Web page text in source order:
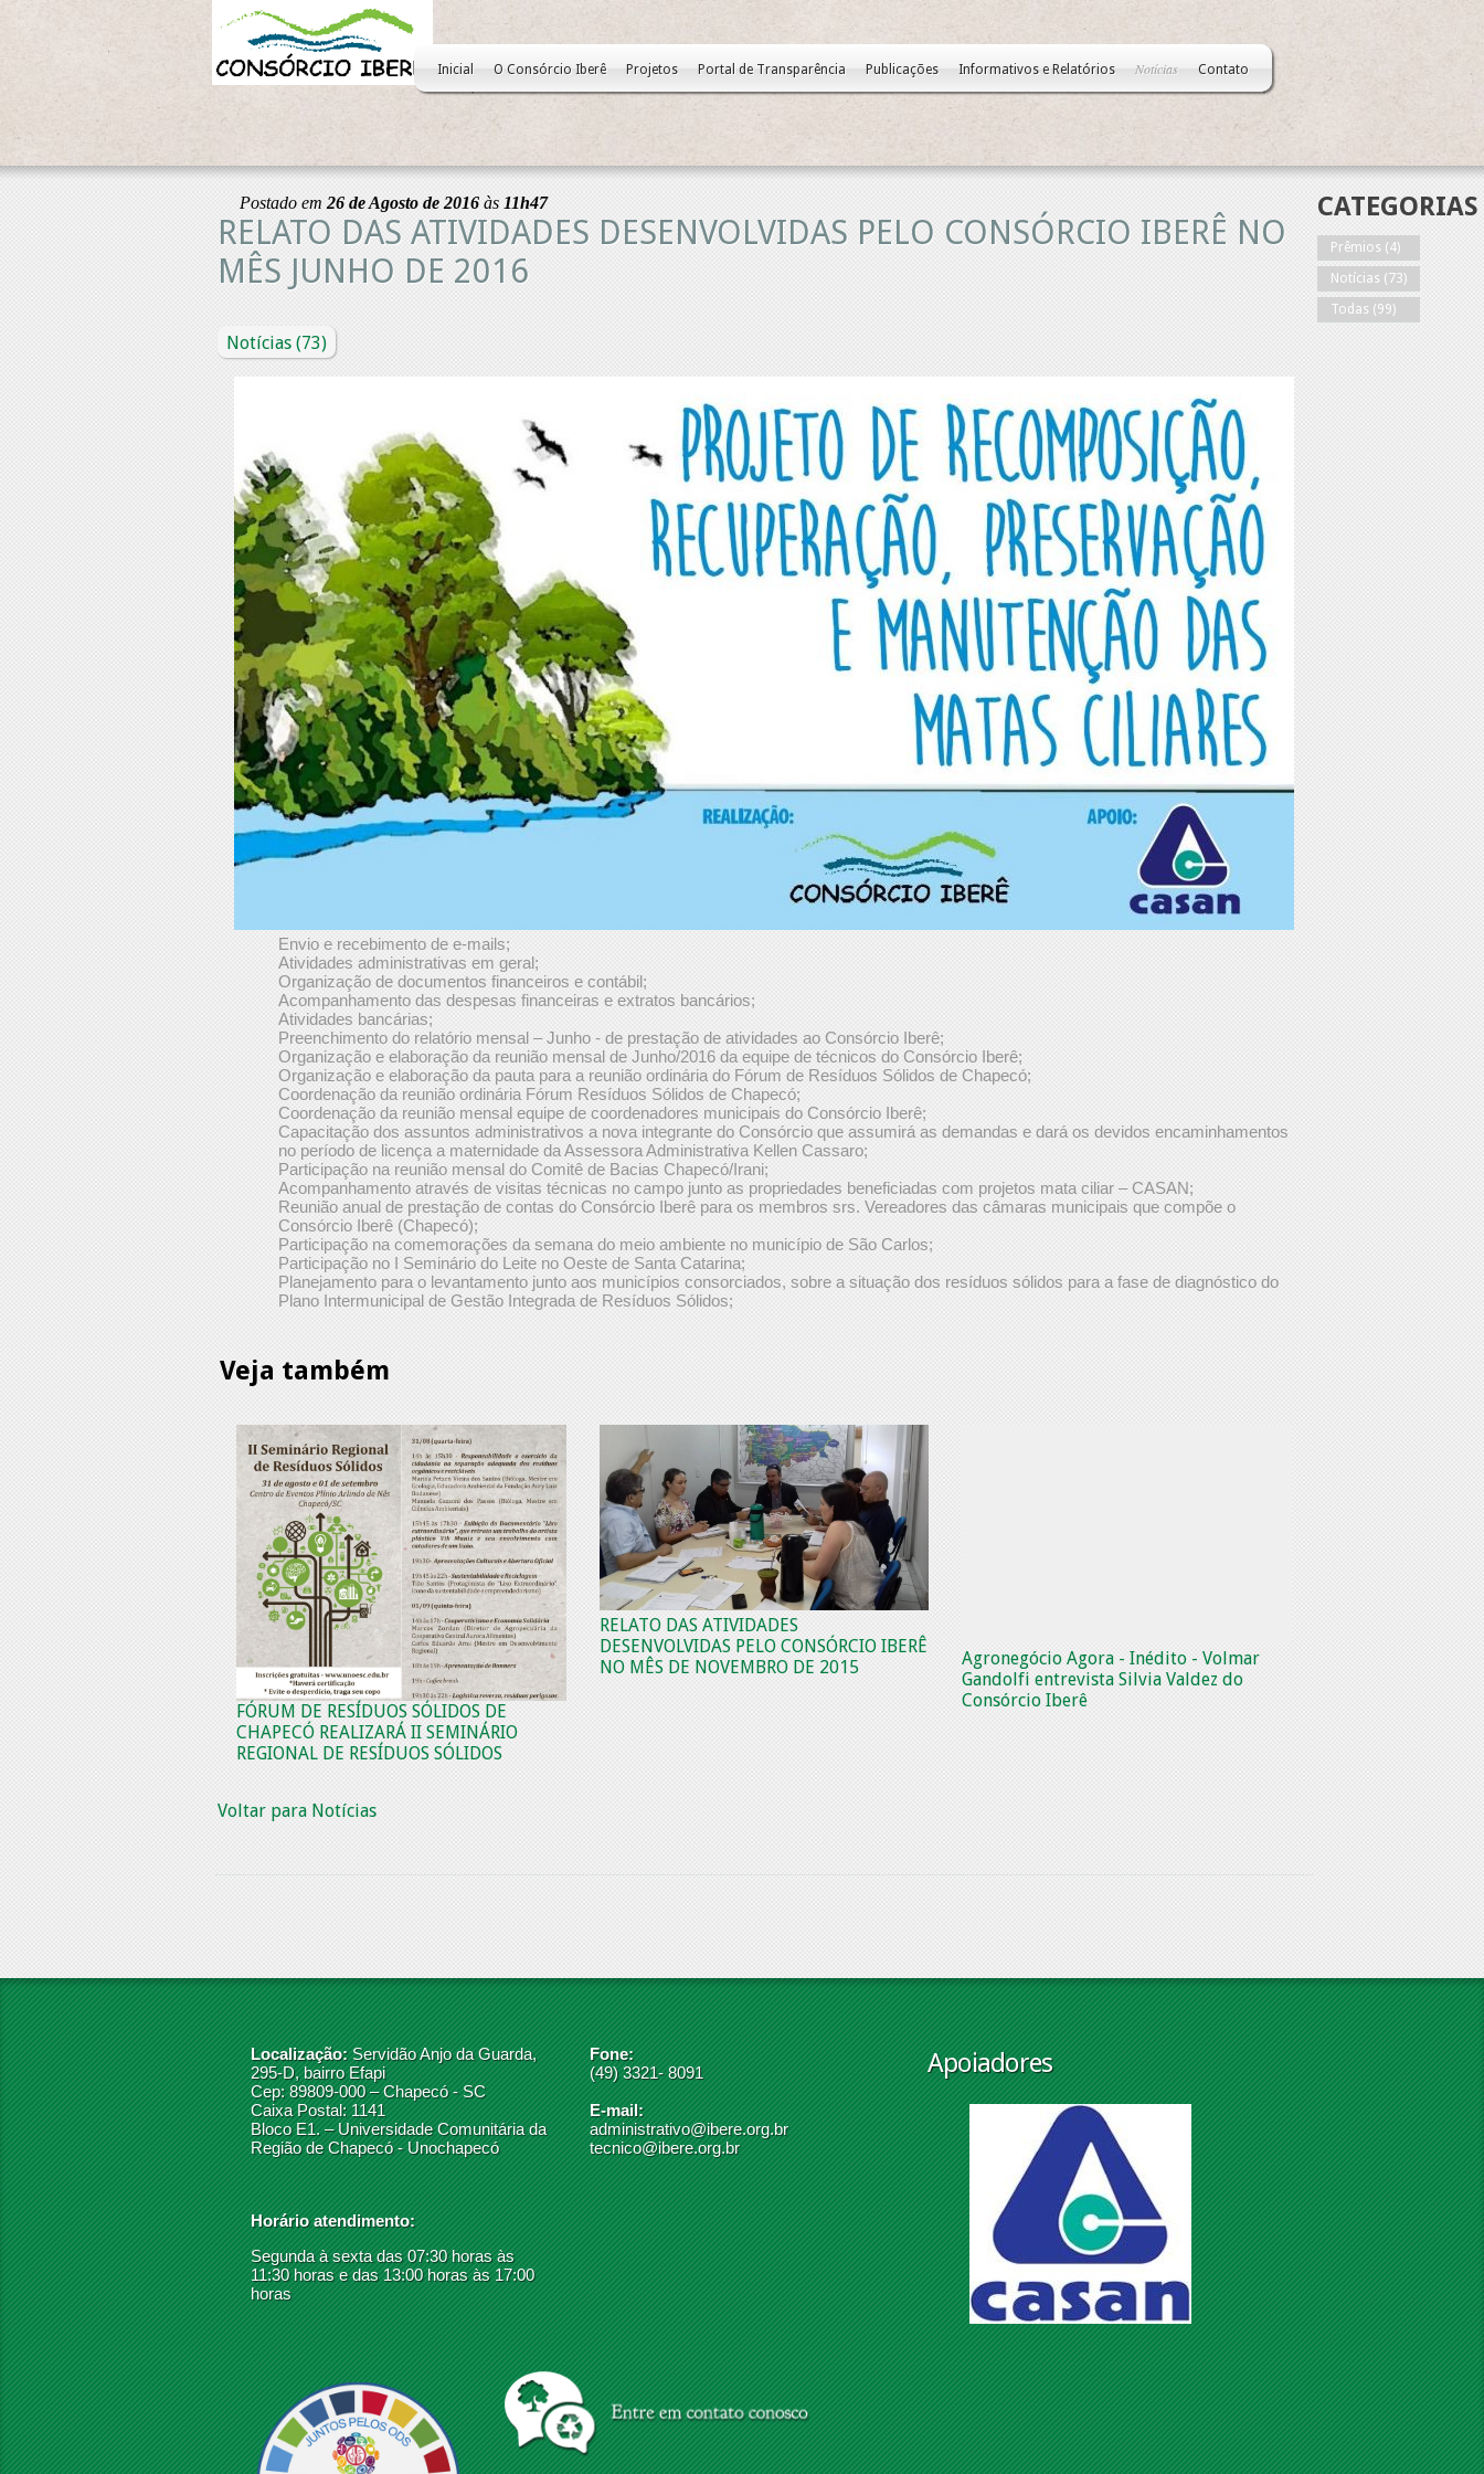
Inicial O Consórcio Iberê Projetos Portal de Transparência Publicações Informativos e Relatórios Notícias Contato
Postado em 26 de Agosto de 2016 às 11h47
RELATO DAS ATIVIDADES DESENVOLVIDAS PELO CONSÓRCIO IBERÊ NO
MÊS JUNHO DE 2016
Notícias (73)
Envio e recebimento de e-mails;
Atividades administrativas em geral;
Organização de documentos financeiros e contábil;
Acompanhamento das despesas financeiras e extratos bancários;
Atividades bancárias;
Preenchimento do relatório mensal – Junho - de prestação de atividades ao Consórcio Iberê;
Organização e elaboração da reunião mensal de Junho/2016 da equipe de técnicos do Consórcio Iberê;
Organização e elaboração da pauta para a reunião ordinária do Fórum de Resíduos Sólidos de Chapecó;
Coordenação da reunião ordinária Fórum Resíduos Sólidos de Chapecó;
Coordenação da reunião mensal equipe de coordenadores municipais do Consórcio Iberê;
Capacitação dos assuntos administrativos a nova integrante do Consórcio que assumirá as demandas e dará os devidos encaminhamentos
no período de licença a maternidade da Assessora Administrativa Kellen Cassaro;
Participação na reunião mensal do Comitê de Bacias Chapecó/Irani;
Acompanhamento através de visitas técnicas no campo junto as propriedades beneficiadas com projetos mata ciliar – CASAN;
Reunião anual de prestação de contas do Consórcio Iberê para os membros srs. Vereadores das câmaras municipais que compõe o
Consórcio Iberê (Chapecó);
Participação na comemorações da semana do meio ambiente no município de São Carlos;
Participação no I Seminário do Leite no Oeste de Santa Catarina;
Planejamento para o levantamento junto aos municípios consorciados, sobre a situação dos resíduos sólidos para a fase de diagnóstico do
Plano Intermunicipal de Gestão Integrada de Resíduos Sólidos;
Veja também
FÓRUM DE RESÍDUOS SÓLIDOS DE
CHAPECÓ REALIZARÁ II SEMINÁRIO
REGIONAL DE RESÍDUOS SÓLIDOS
RELATO DAS ATIVIDADES
DESENVOLVIDAS PELO CONSÓRCIO IBERÊ
NO MÊS DE NOVEMBRO DE 2015
Agronegócio Agora - Inédito - Volmar
Gandolfi entrevista Silvia Valdez do
Consórcio Iberê
Voltar para Notícias
CATEGORIAS
Prêmios (4)
Notícias (73)
Todas (99)
Localização:Servidão Anjo da Guarda,
295-D, bairro Efapi
Cep: 89809-000 – Chapecó - SC
Caixa Postal: 1141
Bloco E1. – Universidade Comunitária da
Região de Chapecó - Unochapecó
Horário atendimento:
Segunda à sexta das 07:30 horas às
11:30 horas e das 13:00 horas às 17:00
horas
Fone:
(49) 3321- 8091
E-mail:
administrativo@ibere.org.br
tecnico@ibere.org.br
Apoiadores